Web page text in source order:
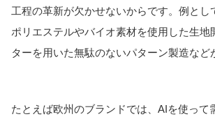
工程の革新が欠かせないからです。例とし
ポリエステルやバイオ素材を使用した生地
ターを用いた無駄のないパターン製造など
たとえば欧州のブランドでは、AIを使って